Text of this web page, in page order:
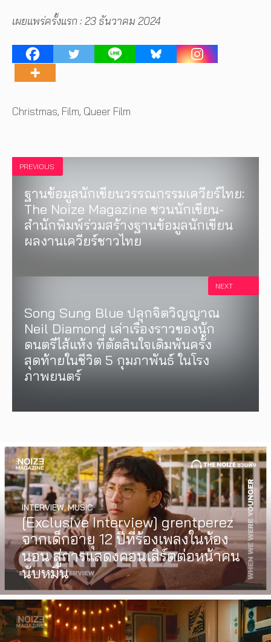
เผยแพร่ครั้งแรก : 23 ธันวาคม 2024
Tags
Christmas, Film, Queer Film
PREVIOUS
ฐานข้อมูลนักเขียนวรรณกรรมเควียร์ไทย:
The Noize Magazine ชวนนักเขียน-
สำนักพิมพ์ร่วมสร้างฐานข้อมูลนักเขียน
ผลงานเควียร์ชาวไทย
Song Sung Blue ปลุกจิตวิญญาณ
Neil Diamond เล่าเรื่องราวของนัก
ดนตรีไส้แห้ง ที่ตัดสินใจเดิมพันครั้ง
สุดท้ายในชีวิต 5 กุมภาพันธ์ ในโรง
ภาพยนตร์
NEXT
[Exclusive Interview] grentperez
จากเด็กอายุ 12 ปีที่ร้องเพลงในห้อง
นอน สู่การแสดงคอนเสิร์ตต่อหน้าคน
นับหมื่น
INTERVIEW,MUSIC